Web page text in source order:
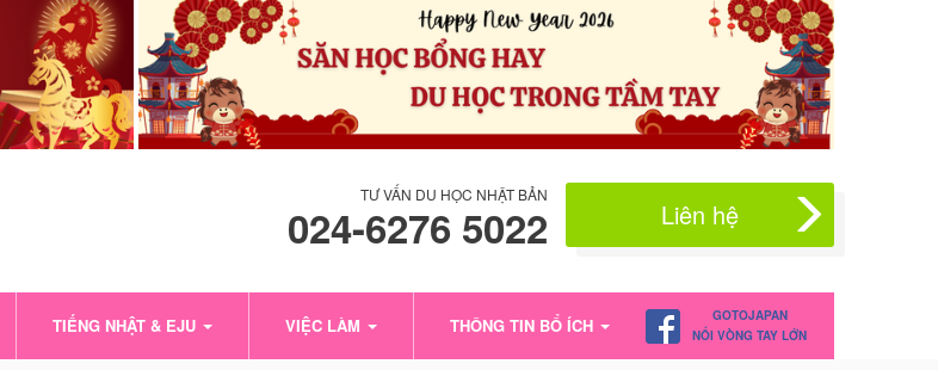
TƯ VẤN DU HỌC NHẬT BẢN
024-6276 5022 Liên hệ
TIẾNG NHẬT & EJU VIỆC LÀM THÔNG TIN BỔ ÍCH
GOTOJAPAN
NỐI VÒNG TAY LỚN